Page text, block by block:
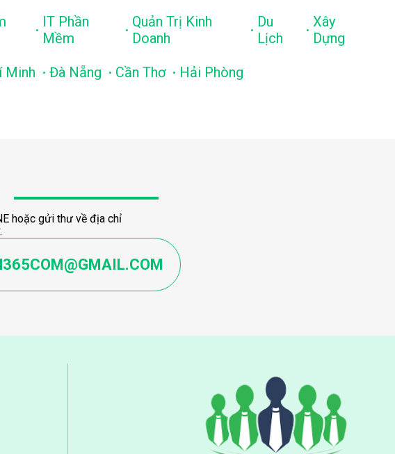
. IT Phần
Mềm
. Quản Trị Kinh
Doanh
. Du
Lịch
. Xây
Dựng
Minh . Đà Nẵng . Cần Thơ . Hải Phòng
hoặc gửi thư về địa chỉ